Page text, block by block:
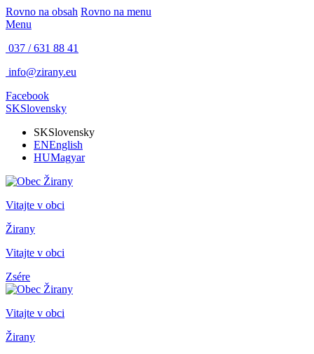
Rovno na obsah Rovno na menu
Menu
037 / 631 88 41
info@zirany.eu
Facebook
SKSlovensky
SKSlovensky
ENEnglish
HUMagyar
Vitajte v obci
Žirany
Vitajte v obci
Zsére
Vitajte v obci
Žirany